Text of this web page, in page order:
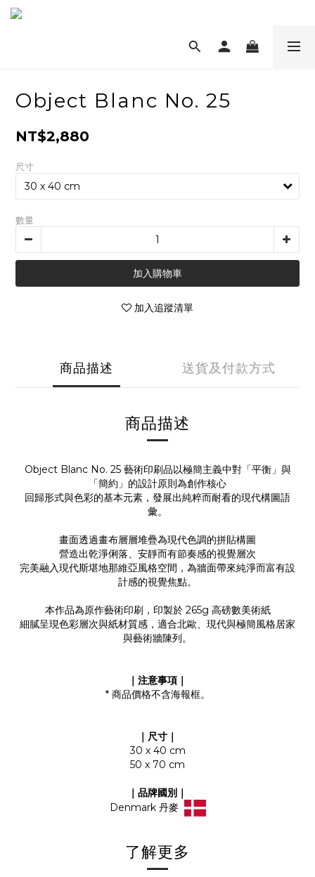
Object Blanc No. 25
NT$2,880
尺寸
數量
加入購物車
加入追蹤清單
商品描述 送貨及付款方式
商品描述
Object Blanc No. 25 藝術印刷品以極簡主義中對「平衡」與
「簡約」的設計原則為創作核心
回歸形式與色彩的基本元素，發展出純粹而耐看的現代構圖語
彙。
畫面透過畫布層層堆疊為現代色調的拼貼構圖
營造出乾淨俐落、安靜而有節奏感的視覺層次
完美融入現代斯堪地那維亞風格空間，為牆面帶來純淨而富有設
計感的視覺焦點。
本作品為原作藝術印刷，印製於 265g 高磅數美術紙
細膩呈現色彩層次與紙材質感，適合北歐、現代與極簡風格居家
與藝術牆陳列。
｜注意事項｜
* 商品價格不含海報框。
｜尺寸｜
30 x 40 cm
50 x 70 cm
｜品牌國別｜
Denmark 丹麥
了解更多